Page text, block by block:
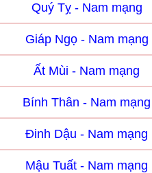
Quý Tỵ - Nam mạng
Giáp Ngọ - Nam mạng
Ất Mùi - Nam mạng
Bính Thân - Nam mạng
Đinh Dậu - Nam mạng
Mậu Tuất - Nam mạng